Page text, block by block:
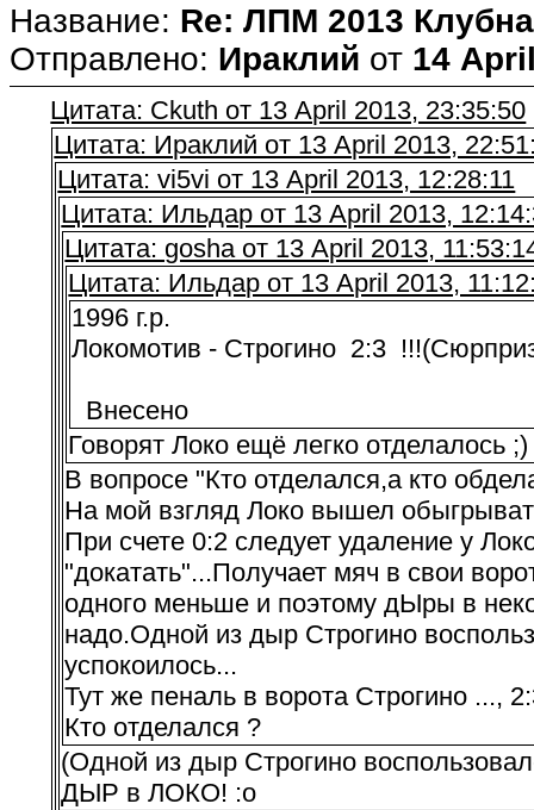
Название: Re: ЛПМ 2013
Отправлено: Ираклий от 14
Цитата: Ckuth от 13 April 2013, 23:35:50
Цитата: Ираклий от 13 April 2013,
Цитата: vi5vi от 13 April 2013, 12:28:11
Цитата: Ильдар от 13 April 2013,
Цитата: gosha от 13 April 2013,
Цитата: Ильдар от 13 April 2013,
1996 г.р.
Локомотив - Строгино 2:3
Внесено
Говорят Локо ещё легко отделалось ;)
В вопросе "Кто отделался,а кто
На мой взгляд Локо вышел
При счете 0:2 следует удаление у
"докатать"...Получает мяч в свои
одного меньше и поэтому дЫры в
надо.Одной из дыр Строгино
успокоилось...
Тут же пеналь в ворота Строгино ...,
Кто отделался ?
(Одной из дыр Строгино
ДЫР в ЛОКО! :o